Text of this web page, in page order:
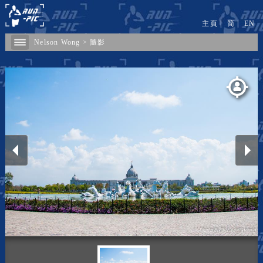
Nelson Wong > 隨影
主頁 | 简| EN